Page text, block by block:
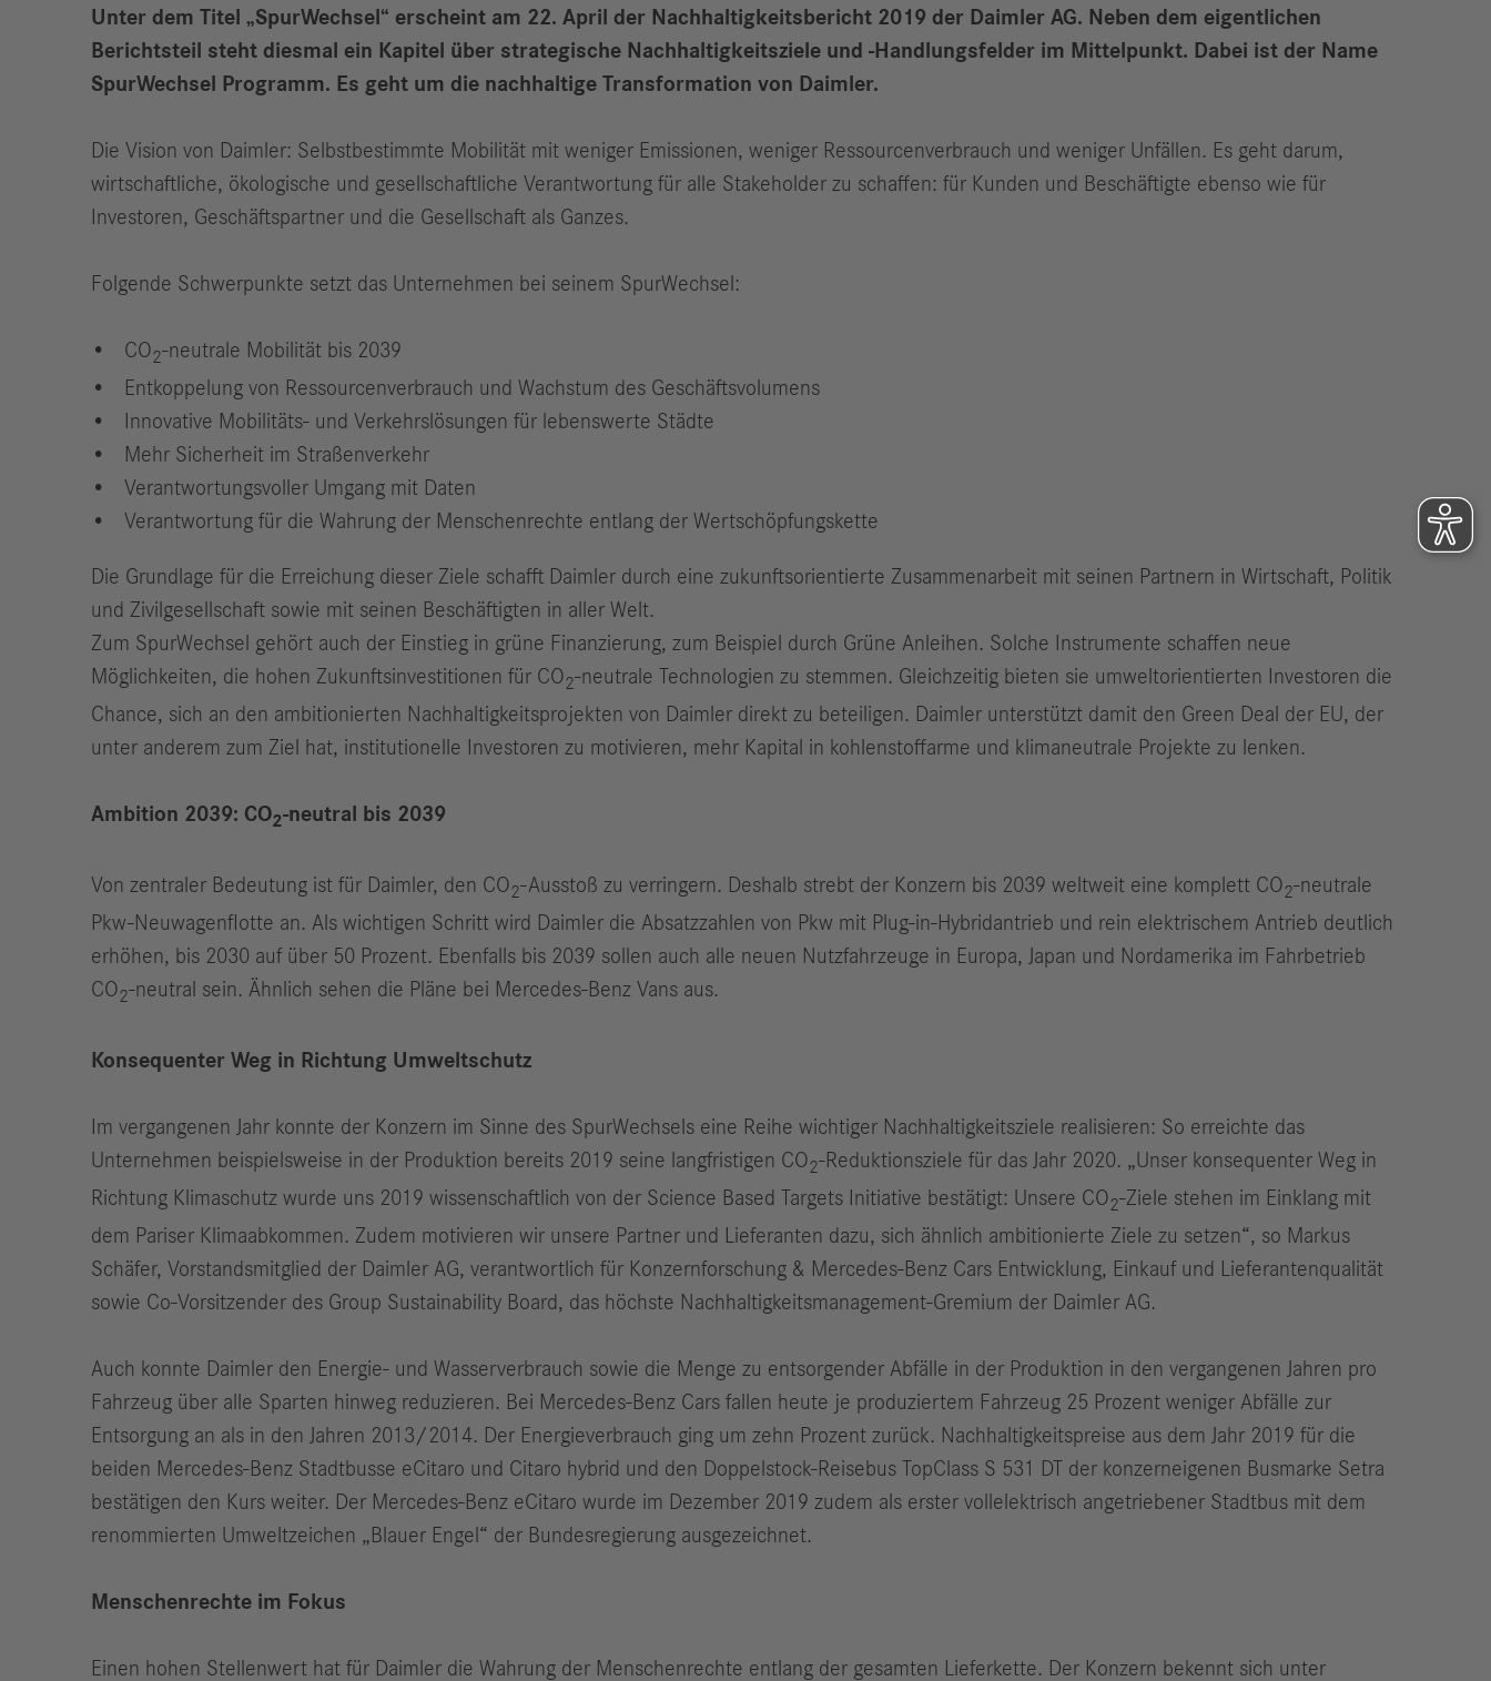
Unter dem Titel „SpurWechsel“ erscheint am 22. April der Nachhaltigkeitsbericht 2019 der Daimler AG. Neben dem eigentlichen
Berichtsteil steht diesmal ein Kapitel über strategische Nachhaltigkeitsziele und -Handlungsfelder im Mittelpunkt. Dabei ist der Name
SpurWechsel Programm. Es geht um die nachhaltige Transformation von Daimler.
Die Vision von Daimler: Selbstbestimmte Mobilität mit weniger Emissionen, weniger Ressourcenverbrauch und weniger Unfällen. Es geht darum,
wirtschaftliche, ökologische und gesellschaftliche Verantwortung für alle Stakeholder zu schaffen: für Kunden und Beschäftigte ebenso wie für
Investoren, Geschäftspartner und die Gesellschaft als Ganzes.
Folgende Schwerpunkte setzt das Unternehmen bei seinem SpurWechsel:
CO2-neutrale Mobilität bis 2039
Entkoppelung von Ressourcenverbrauch und Wachstum des Geschäftsvolumens
Innovative Mobilitäts- und Verkehrslösungen für lebenswerte Städte
Mehr Sicherheit im Straßenverkehr
Verantwortungsvoller Umgang mit Daten
Verantwortung für die Wahrung der Menschenrechte entlang der Wertschöpfungskette
Die Grundlage für die Erreichung dieser Ziele schafft Daimler durch eine zukunftsorientierte Zusammenarbeit mit seinen Partnern in Wirtschaft, Politik
und Zivilgesellschaft sowie mit seinen Beschäftigten in aller Welt.
Zum SpurWechsel gehört auch der Einstieg in grüne Finanzierung, zum Beispiel durch Grüne Anleihen. Solche Instrumente schaffen neue
Möglichkeiten, die hohen Zukunftsinvestitionen für CO2-neutrale Technologien zu stemmen. Gleichzeitig bieten sie umweltorientierten Investoren die
Chance, sich an den ambitionierten Nachhaltigkeitsprojekten von Daimler direkt zu beteiligen. Daimler unterstützt damit den Green Deal der EU, der
unter anderem zum Ziel hat, institutionelle Investoren zu motivieren, mehr Kapital in kohlenstoffarme und klimaneutrale Projekte zu lenken.
Ambition 2039: CO2-neutral bis 2039
Von zentraler Bedeutung ist für Daimler, den CO2-Ausstoß zu verringern. Deshalb strebt der Konzern bis 2039 weltweit eine komplett CO2-neutrale
Pkw-Neuwagenflotte an. Als wichtigen Schritt wird Daimler die Absatzzahlen von Pkw mit Plug-in-Hybridantrieb und rein elektrischem Antrieb deutlich
erhöhen, bis 2030 auf über 50 Prozent. Ebenfalls bis 2039 sollen auch alle neuen Nutzfahrzeuge in Europa, Japan und Nordamerika im Fahrbetrieb
CO2-neutral sein. Ähnlich sehen die Pläne bei Mercedes-Benz Vans aus.
Konsequenter Weg in Richtung Umweltschutz
Im vergangenen Jahr konnte der Konzern im Sinne des SpurWechsels eine Reihe wichtiger Nachhaltigkeitsziele realisieren: So erreichte das
Unternehmen beispielsweise in der Produktion bereits 2019 seine langfristigen CO2-Reduktionsziele für das Jahr 2020. „Unser konsequenter Weg in
Richtung Klimaschutz wurde uns 2019 wissenschaftlich von der Science Based Targets Initiative bestätigt: Unsere CO2-Ziele stehen im Einklang mit
dem Pariser Klimaabkommen. Zudem motivieren wir unsere Partner und Lieferanten dazu, sich ähnlich ambitionierte Ziele zu setzen“, so Markus
Schäfer, Vorstandsmitglied der Daimler AG, verantwortlich für Konzernforschung & Mercedes-Benz Cars Entwicklung, Einkauf und Lieferantenqualität
sowie Co-Vorsitzender des Group Sustainability Board, das höchste Nachhaltigkeitsmanagement-Gremium der Daimler AG.
Auch konnte Daimler den Energie- und Wasserverbrauch sowie die Menge zu entsorgender Abfälle in der Produktion in den vergangenen Jahren pro
Fahrzeug über alle Sparten hinweg reduzieren. Bei Mercedes-Benz Cars fallen heute je produziertem Fahrzeug 25 Prozent weniger Abfälle zur
Entsorgung an als in den Jahren 2013/2014. Der Energieverbrauch ging um zehn Prozent zurück. Nachhaltigkeitspreise aus dem Jahr 2019 für die
beiden Mercedes-Benz Stadtbusse eCitaro und Citaro hybrid und den Doppelstock-Reisebus TopClass S 531 DT der konzerneigenen Busmarke Setra
bestätigen den Kurs weiter. Der Mercedes-Benz eCitaro wurde im Dezember 2019 zudem als erster vollelektrisch angetriebener Stadtbus mit dem
renommierten Umweltzeichen „Blauer Engel“ der Bundesregierung ausgezeichnet.
Menschenrechte im Fokus
Einen hohen Stellenwert hat für Daimler die Wahrung der Menschenrechte entlang der gesamten Lieferkette. Der Konzern bekennt sich unter